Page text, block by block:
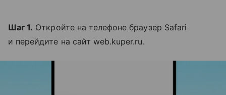
Шаг 1. Откройте на телефоне браузер Safari
и перейдите на сайт web.kuper.ru.